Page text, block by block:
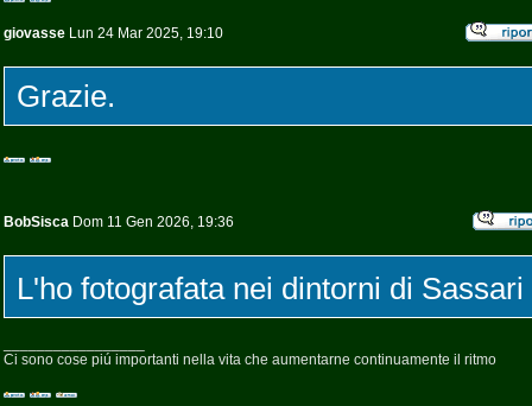
giovasse Lun 24 Mar 2025, 19:10
Grazie.
BobSisca Dom 11 Gen 2026, 19:36
L'ho fotografata nei dintorni di Sassari
Ci sono cose piú importanti nella vita che aumentarne continuamente il ritmo